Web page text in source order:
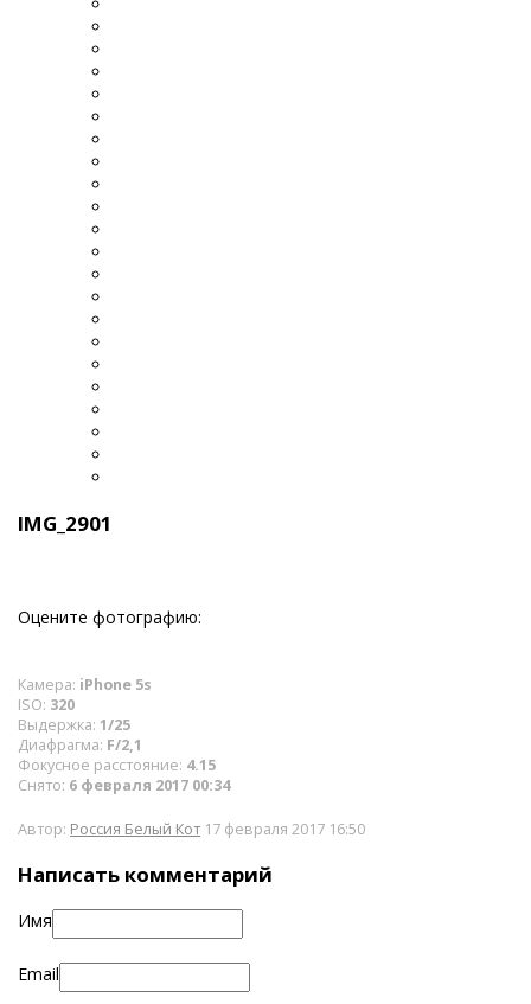
IMG_2901
Оцените фотографию:
Камера: iPhone 5s
ISO: 320
Выдержка: 1/25
Диафрагма: F/2,1
Фокусное расстояние: 4.15
Снято: 6 февраля 2017 00:34
Автор: Россия Белый Кот 17 февраля 2017 16:50
Написать комментарий
Имя
Email